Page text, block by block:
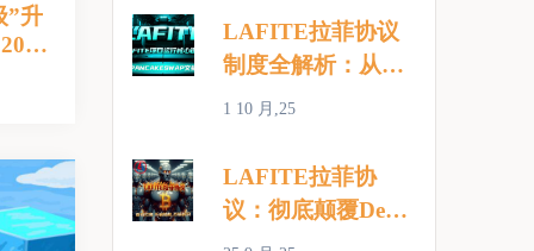
”升
日
LAFITE拉菲协议
制度全解析：从参
与门槛到团队激励
1 10 月,25
LAFITE拉菲协
议：彻底颠覆DeFi
的完全去中心化链